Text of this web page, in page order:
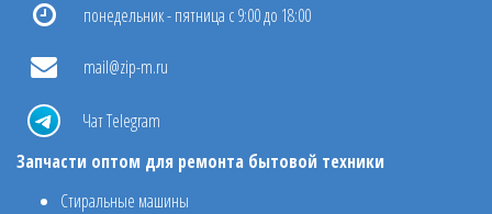
понедельник - пятница с 9:00 до 18:00
mail@zip-m.ru
Чат Telegram
Запчасти оптом для ремонта бытовой техники
Стиральные машины